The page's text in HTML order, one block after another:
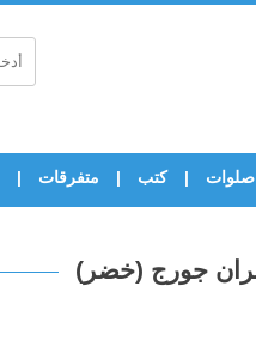
صلوات كتب متفرقات
جورج (خضر)